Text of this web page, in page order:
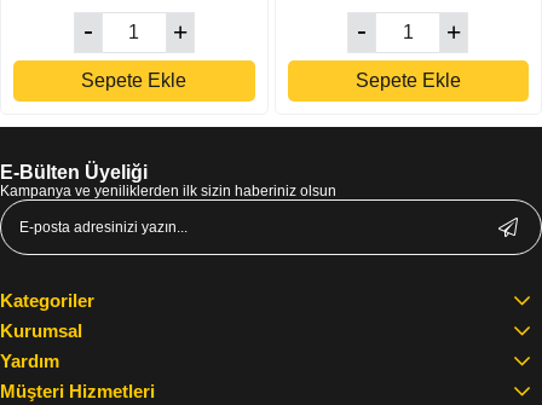
Sepete Ekle Sepete Ekle
E-Bülten Üyeliği
Kampanya ve yeniliklerden ilk sizin haberiniz olsun
Kategoriler
Kurumsal
Yardım
Müşteri Hizmetleri